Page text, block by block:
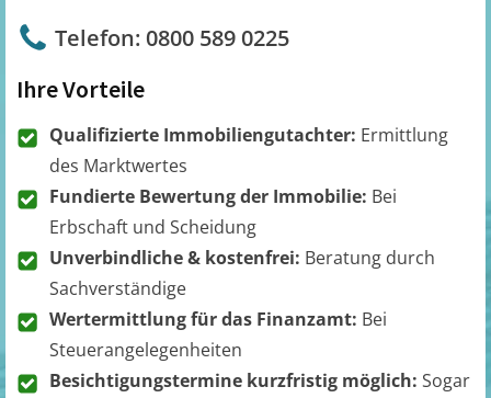
Telefon: 0800 589 0225
Ihre Vorteile
Qualifizierte Immobiliengutachter: Ermittlung
des Marktwertes
Fundierte Bewertung der Immobilie: Bei
Erbschaft und Scheidung
Unverbindliche & kostenfrei: Beratung durch
Sachverständige
Wertermittlung für das Finanzamt: Bei
Steuerangelegenheiten
Besichtigungstermine kurzfristig möglich: Sogar